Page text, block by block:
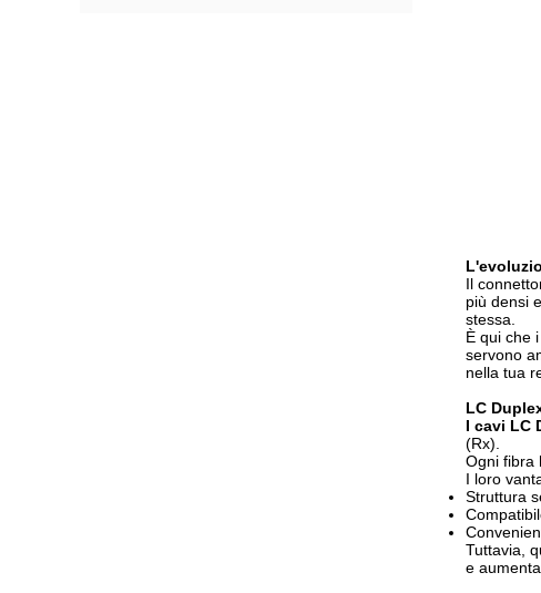
Il
più densi
stessa.
È qui che
servono
nella tua
LC
I cavi LC
(Rx).
Ogni fibra
I loro
Struttura
Tuttavia,
e